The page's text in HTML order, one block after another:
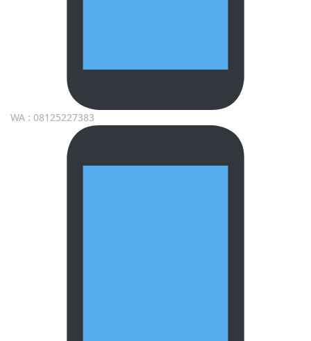
WA : 08125227383